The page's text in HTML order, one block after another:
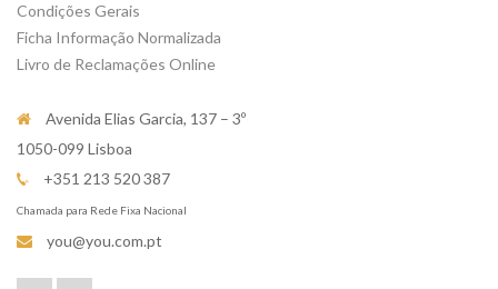
Condições Gerais
Ficha Informação Normalizada
Livro de Reclamações Online
Avenida Elias Garcia, 137 – 3º
1050-099 Lisboa
+351 213 520 387
Chamada para Rede Fixa Nacional
you@you.com.pt